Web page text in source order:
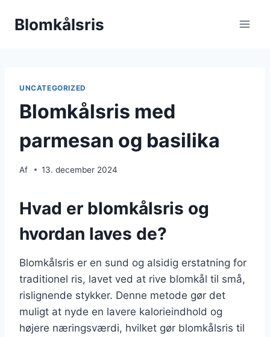
Blomkålsris
UNCATEGORIZED
Blomkålsris med
parmesan og basilika
Af 13. december 2024
Hvad er blomkålsris og
hvordan laves de?
Blomkålsris er en sund og alsidig erstatning for
traditionel ris, lavet ved at rive blomkål til små,
rislignende stykker. Denne metode gør det
muligt at nyde en lavere kalorieindhold og
højere næringsværdi, hvilket gør blomkålsris til